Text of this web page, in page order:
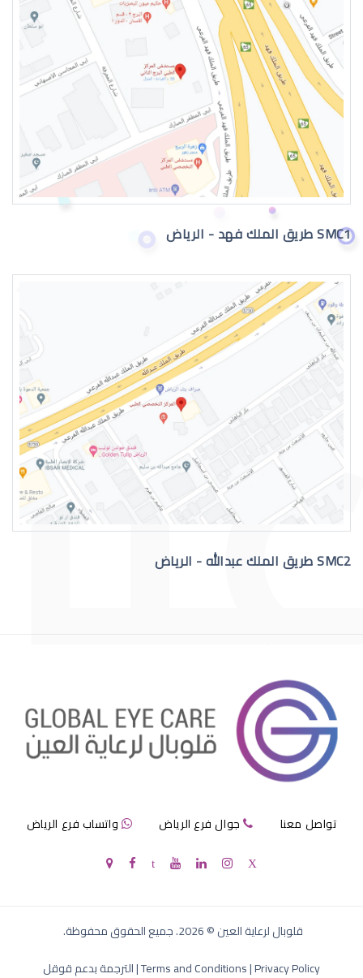
الماء الازرق للعين
اعراض الماء الازرق بالعين
اسباب الماء الازرق بالعين
علاج الماء الازرق بالعين
مرض الماء الازرق بالعين
SMC1 طريق الملك فهد - الرياض
SMC2 طريق الملك عبدالله - الرياض
تواصل معنا جوال فرع الرياض واتساب فرع الرياض
قلوبال لرعاية العين©
2026. جميع الحقوق محفوظة.
Terms and Conditions|Privacy Policy
|الترجمة بدعم قوقل